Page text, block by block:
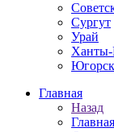
Сургут
Урай
Югорск
Главная
Назад
Главная